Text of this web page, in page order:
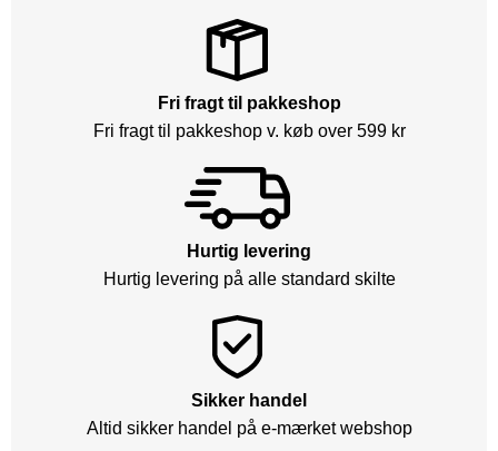
Fri fragt til pakkeshop
Fri fragt til pakkeshop v. køb over 599 kr
Hurtig levering
Hurtig levering på alle standard skilte
Sikker handel
Altid sikker handel på e-mærket webshop